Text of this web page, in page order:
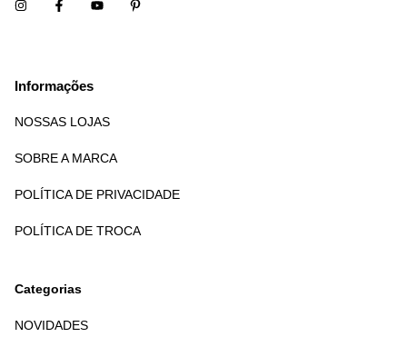
Informações
NOSSAS LOJAS
SOBRE A MARCA
POLÍTICA DE PRIVACIDADE
POLÍTICA DE TROCA
Categorias
NOVIDADES